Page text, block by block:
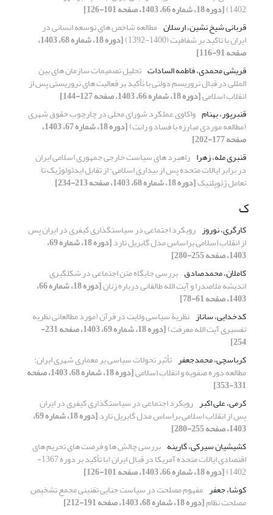
1402) [دوره 18، شماره 66، 1403، صفحه 101-126]
قربانی شیخ نشین، ارسلان مطالعه شاخص های توسعه انسانی در
ایران با تاکید بر شفافیت (1400-1392) [دوره 18، شماره 68، 1403،
صفحه 91-116]
قریشی محمدی، فاطمه السادات تحلیل تصمیمات سازمان های بین
المللی در قبال تروریسم دولتی با تأکید بر فعالیت های تروریستی پس از
انقلاب اسلامی[دوره 18، شماره 66، 1403، صفحه 127-144]
قنبرپور، بهنام واکاوی عملکرد شورای محلی در چارچوب حقوق شهری
(مطالعه موردی مبارزه با فساد و رانت) [دوره 18، شماره 67، 1403،
صفحه 177-202]
قنبری مله، زهرا راهبرد های سیاست خارجی جمهوری اسلامی ایران
در برابر ایالات متحده پس از بیداری اسلامی: از تقابل ایدئولوژیک تا
تعامل ژئوپلتیک[دوره 18، شماره 68، 1403، صفحه 213-234]
ک
کارگرى، نوروز رویکرد اجتماعی در سیاستگذاری کیفری در ایران پس
از انقلاب اسلامی براساس مدل گابریل تارد [دوره 18، شماره 69،
1403، صفحه 255-280]
کاملان، محمدصادق بررسی جایگاه متن اجتماعی در شکل‏گیری
اندیشه ملاصدرا و آیت ‏الله طالقانی درباره زنان [دوره 18، شماره 66،
1403، صفحه 61-78]
کدخدایی، ساناز نظریۀ سیاسی ولایت در قرآن (مورد مطالعاتی نظریه
تفسیری آیت الله معرفت) [دوره 18، شماره 69، 1403، صفحه 231-
254]
کرباسچی، محمدجعفر تأثیر تحولات سیاسی بر معماری شهری ایران:
مطالعه دوره صفویه و انقلاب اسلامی [دوره 18، شماره 68، 1403، صفحه
331-353]
کرمى، على اکبر رویکرد اجتماعی در سیاستگذاری کیفری در ایران
پس از انقلاب اسلامی براساس مدل گابریل تارد [دوره 18، شماره 69،
1403، صفحه 255-280]
کشیشیان سیرکی، گارینه بررسی چالش ها و فرصت های تحریم های
اقتصادی ایالات متحده آمریکا در قبال ایران (با تأکید بر دوره 1367-
1402) [دوره 18، شماره 66، 1403، صفحه 101-126]
کوشا، جعفر مفهوم مصلحت در سیاست جنایی تقنینی مجمعِ تشخیص
مصلحت نظام[دوره 18، شماره 68، 1403، صفحه 191-212]